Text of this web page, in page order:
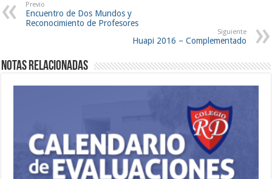
Previo
Encuentro de Dos Mundos y
Reconocimiento de Profesores
Siguiente
Huapi 2016 – Complementado
Notas Relacionadas